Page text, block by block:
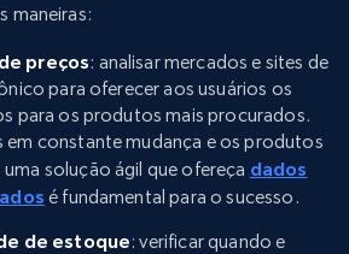
maneiras:
preços: analisar mercados e sites de
para oferecer aos usuários os
para os produtos mais procurados.
em constante mudança e os produtos
solução ágil que ofereça dados
é fundamental para o sucesso.
de estoque: verificar quando e